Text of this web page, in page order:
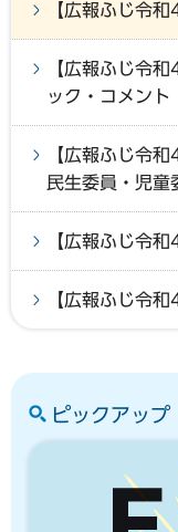
【広報ふじ令
【広報ふじ令
ック・コメント
【広報ふじ令
民生委員・児童
【広報ふじ令
【広報ふじ令
ピックアップ